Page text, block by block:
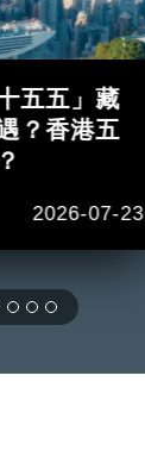
五五」藏
？香港五
2026-07-23